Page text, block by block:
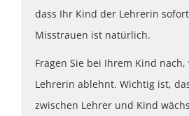
dass Ihr Kind der Lehrerin
Misstrauen ist natürlich.
Fragen Sie bei Ihrem Kind
Lehrerin ablehnt. Wichtig ist,
zwischen Lehrer und Kind